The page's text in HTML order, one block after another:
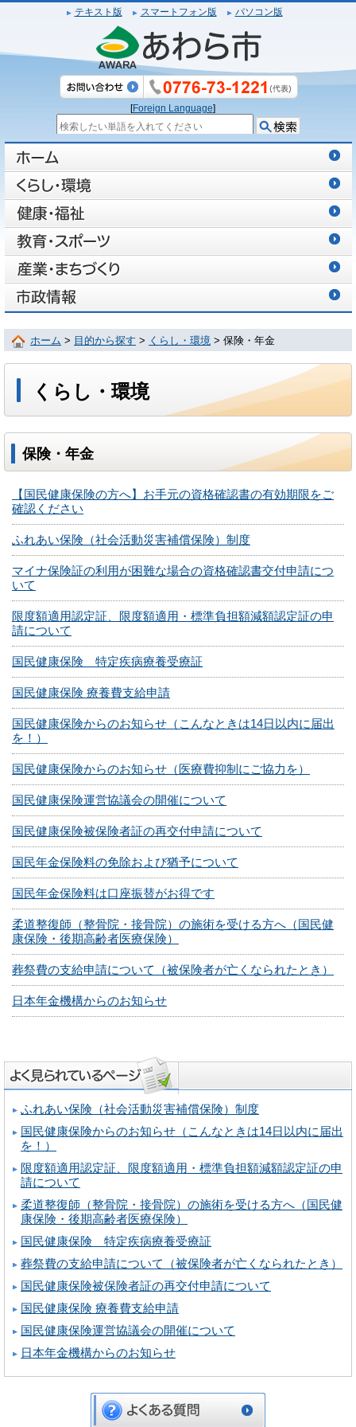
テキスト版 スマートフォン版 パソコン版
[Foreign Language]
ホーム > 目的から探す > くらし・環境 > 保険・年金
くらし・環境
保険・年金
【国民健康保険の方へ】お手元の資格確認書の有効期限をご
確認ください
ふれあい保険（社会活動災害補償保険）制度
マイナ保険証の利用が困難な場合の資格確認書交付申請につ
いて
限度額適用認定証、限度額適用・標準負担額減額認定証の申
請について
国民健康保険 特定疾病療養受療証
国民健康保険 療養費支給申請
国民健康保険からのお知らせ（こんなときは14日以内に届出
を！）
国民健康保険からのお知らせ（医療費抑制にご協力を）
国民健康保険運営協議会の開催について
国民健康保険被保険者証の再交付申請について
国民年金保険料の免除および猶予について
国民年金保険料は口座振替がお得です
柔道整復師（整骨院・接骨院）の施術を受ける方へ（国民健
康保険・後期高齢者医療保険）
葬祭費の支給申請について（被保険者が亡くなられたとき）
日本年金機構からのお知らせ
ふれあい保険（社会活動災害補償保険）制度
国民健康保険からのお知らせ（こんなときは14日以内に届出
を！）
限度額適用認定証、限度額適用・標準負担額減額認定証の申
請について
柔道整復師（整骨院・接骨院）の施術を受ける方へ（国民健
康保険・後期高齢者医療保険）
国民健康保険 特定疾病療養受療証
葬祭費の支給申請について（被保険者が亡くなられたとき）
国民健康保険被保険者証の再交付申請について
国民健康保険 療養費支給申請
国民健康保険運営協議会の開催について
日本年金機構からのお知らせ